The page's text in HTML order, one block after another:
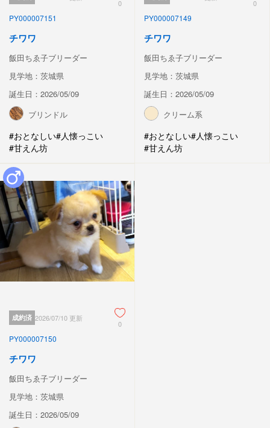
0
PY000007151
チワワ
飯田ちゑ子ブリーダー
見学地：茨城県
誕生日：2026/05/09
ブリンドル
#おとなしい#人懐っこい
#甘えん坊
0
PY000007149
チワワ
飯田ちゑ子ブリーダー
見学地：茨城県
誕生日：2026/05/09
クリーム系
#おとなしい#人懐っこい
#甘えん坊
成約済 2026/07/10 更新
0
PY000007150
チワワ
飯田ちゑ子ブリーダー
見学地：茨城県
誕生日：2026/05/09